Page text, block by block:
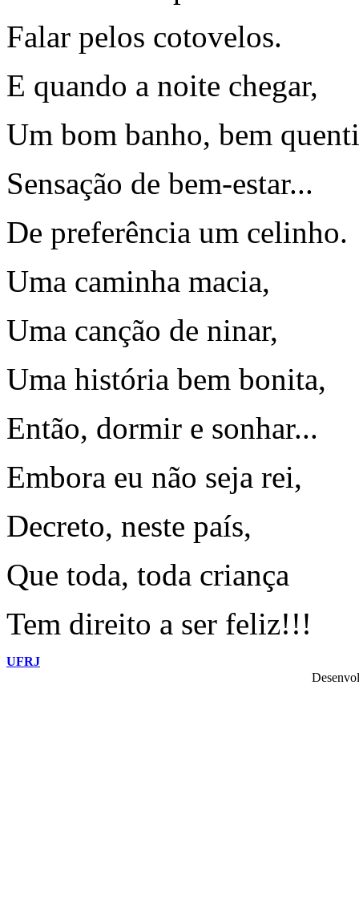
Falar pelos cotovelos.
E quando a noite chegar,
Um bom banho, bem
Sensação de bem-estar...
De preferência um celinho.
Uma caminha macia,
Uma canção de ninar,
Uma história bem bonita,
Então, dormir e sonhar...
Embora eu não seja rei,
Decreto, neste país,
Que toda, toda criança
Tem direito a ser feliz!!!
UFRJ